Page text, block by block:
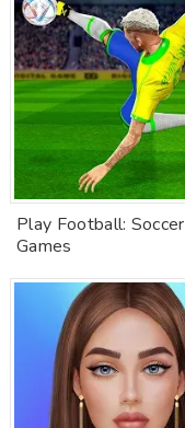
Play Football: Soccer
Games